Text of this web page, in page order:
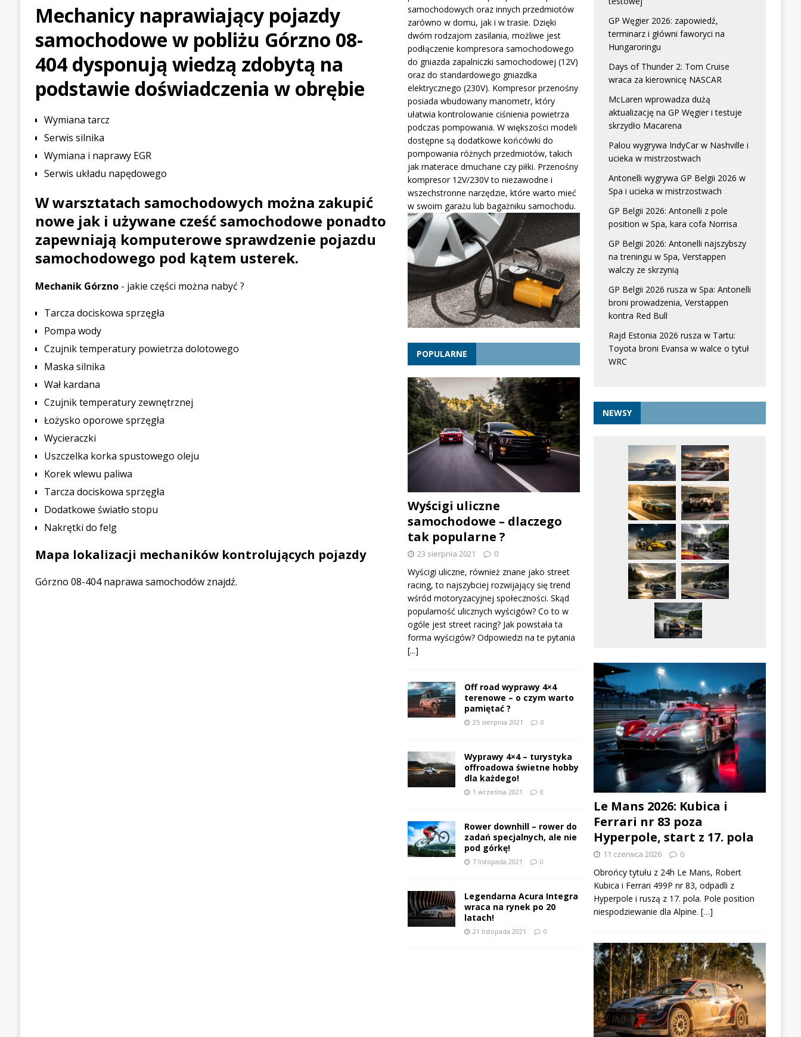
[ 21 lipca 2026 ] Palou wygrywa IndyCar w Nashville i ucieka w mistrzostwach
WIADOMOŚCI
[ 30 lipca 2026 ]
Kia Sportage – osiągi, wersje silnikowe i pierwsze wrażenia z jazdy testowej
PIERWSZE JAZDY
Mechanicy naprawiający pojazdy
samochodowe w pobliżu Górzno 08-
404 dysponują wiedzą zdobytą na
podstawie doświadczenia w obrębie
Wymiana tarcz
Serwis silnika
Wymiana i naprawy EGR
Serwis układu napędowego
W warsztatach samochodowych można zakupić
nowe jak i używane cześć samochodowe ponadto
zapewniają komputerowe sprawdzenie pojazdu
samochodowego pod kątem usterek.
Mechanik Górzno- jakie części można nabyć ?
Tarcza dociskowa sprzęgła
Pompa wody
Czujnik temperatury powietrza dolotowego
Maska silnika
Wał kardana
Czujnik temperatury zewnętrznej
Łożysko oporowe sprzęgła
Wycieraczki
Uszczelka korka spustowego oleju
Korek wlewu paliwa
Tarcza dociskowa sprzęgła
Dodatkowe światło stopu
Nakrętki do felg
Mapa lokalizacji mechaników kontrolujących pojazdy
Górzno 08-404 naprawa samochodów znajdź.
samochodowych oraz innych przedmiotów
zarówno w domu, jak i w trasie. Dzięki
dwóm rodzajom zasilania, możliwe jest
podłączenie kompresora samochodowego
do gniazda zapalniczki samochodowej (12V)
oraz do standardowego gniazdka
elektrycznego (230V). Kompresor przenośny
posiada wbudowany manometr, który
ułatwia kontrolowanie ciśnienia powietrza
podczas pompowania. W większości modeli
dostępne są dodatkowe końcówki do
pompowania różnych przedmiotów, takich
jak materace dmuchane czy piłki. Przenośny
kompresor 12V/230V to niezawodne i
wszechstronne narzędzie, które warto mieć
w swoim garażu lub bagażniku samochodu.
POPULARNE
Wyścigi uliczne
samochodowe – dlaczego
tak popularne ?
23 sierpnia 2021 0
Wyścigi uliczne, również znane jako street
racing, to najszybciej rozwijający się trend
wśród motoryzacyjnej społeczności. Skąd
popularność ulicznych wyścigów? Co to w
ogóle jest street racing? Jak powstała ta
forma wyścigów? Odpowiedzi na te pytania
[...]
Off road wyprawy 4×4
terenowe – o czym warto
pamiętać ?
25 sierpnia 2021 0
Wyprawy 4×4 – turystyka
offroadowa świetne hobby
dla każdego!
1 września 2021 0
Rower downhill – rower do
zadań specjalnych, ale nie
pod górkę!
7 listopada 2021 0
Legendarna Acura Integra
wraca na rynek po 20
latach!
21 listopada 2021 0
GP Węgier 2026: zapowiedź,
terminarz i główni faworyci na
Hungaroringu
Days of Thunder 2: Tom Cruise
wraca za kierownicę NASCAR
McLaren wprowadza dużą
aktualizację na GP Węgier i testuje
skrzydło Macarena
Palou wygrywa IndyCar w Nashville i
ucieka w mistrzostwach
Antonelli wygrywa GP Belgii 2026 w
Spa i ucieka w mistrzostwach
GP Belgii 2026: Antonelli z pole
position w Spa, kara cofa Norrisa
GP Belgii 2026: Antonelli najszybszy
na treningu w Spa, Verstappen
walczy ze skrzynią
GP Belgii 2026 rusza w Spa: Antonelli
broni prowadzenia, Verstappen
kontra Red Bull
Rajd Estonia 2026 rusza w Tartu:
Toyota broni Evansa w walce o tytuł
WRC
NEWSY
Le Mans 2026: Kubica i
Ferrari nr 83 poza
Hyperpole, start z 17. pola
11 czerwca 2026 0
Obrońcy tytułu z 24h Le Mans, Robert
Kubica i Ferrari 499P nr 83, odpadli z
Hyperpole i ruszą z 17. pola. Pole position
niespodziewanie dla Alpine. […]